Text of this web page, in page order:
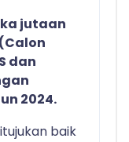
jutaan
dan
2024.
baik